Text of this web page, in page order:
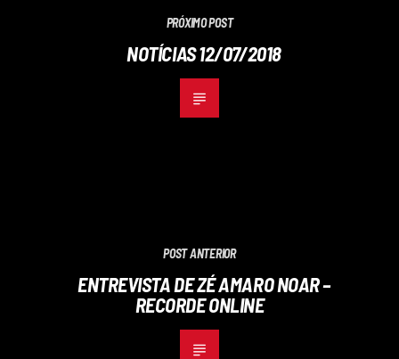
PRÓXIMO POST
NOTÍCIAS 12/07/2018
POST ANTERIOR
ENTREVISTA DE ZÉ AMARO NOAR –
RECORDE ONLINE